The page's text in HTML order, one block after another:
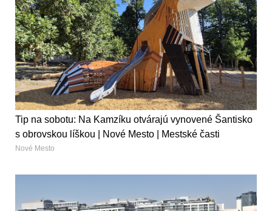
Tip na sobotu: Na Kamzíku otvárajú vynovené Šantisko
s obrovskou líškou | Nové Mesto | Mestské časti
Nové Mesto